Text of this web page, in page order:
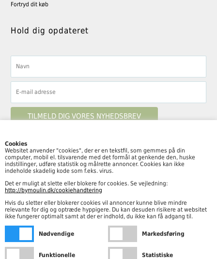
Cookies
Websitet anvender "cookies", der er en tekstfil, som gemmes på din
computer, mobil el. tilsvarende med det formål at genkende den, huske
indstillinger, udføre statistik og målrette annoncer. Cookies kan ikke
indeholde skadelig kode som f.eks. virus.
Det er muligt at slette eller blokere for cookies. Se vejledning:
http://bymoulin.dk/cookiehandtering
Hvis du sletter eller blokerer cookies vil annoncer kunne blive mindre
relevante for dig og optræde hyppigere. Du kan desuden risikere at websitet
ikke fungerer optimalt samt at der er indhold, du ikke kan få adgang til.
Nødvendige Markedsføring
Funktionelle Statistiske
Fortryd dit køb
Hold dig opdateret
Følg By Moulin her
Åbningstider
Mandag – fredag kl. 10.00-18.00
Lørdag kl. 10.00-15.00